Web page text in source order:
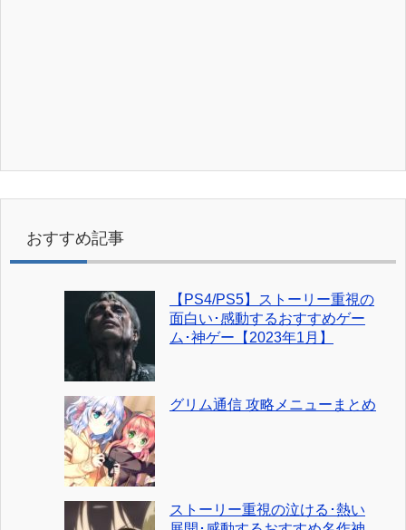
おすすめ記事
【PS4/PS5】ストーリー重視の
面白い･感動するおすすめゲー
ム･神ゲー【2023年1月】
グリム通信 攻略メニューまとめ
ストーリー重視の泣ける･熱い